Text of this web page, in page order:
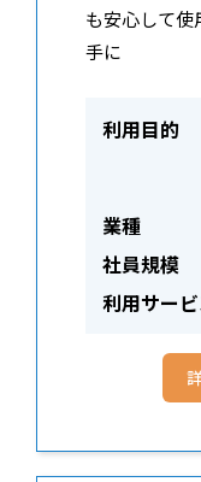
も安心して使
手に
利用目的
業種
社員規模
利用サー